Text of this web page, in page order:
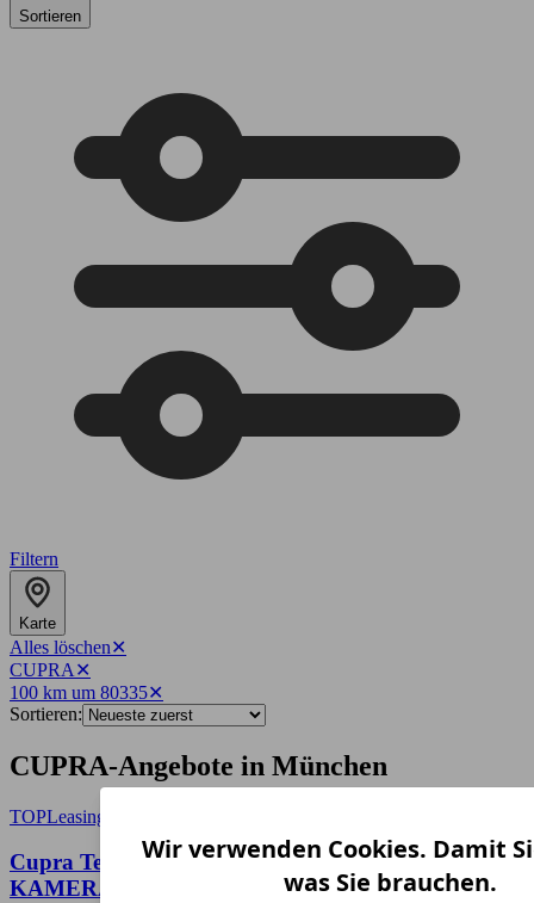
Wir verwenden Cookies. Damit
was Sie brauchen.
Sortieren
Filtern
Karte
Alles löschen✕
CUPRA ✕
100 km um 80335✕
Sortieren:
CUPRA-Angebote in München
TOPLeasing
Cupra Terramar 1.5 TSI DSG e-Hybrid HUD AHK
KAMERA NAVI SHZ GRA DAB 19